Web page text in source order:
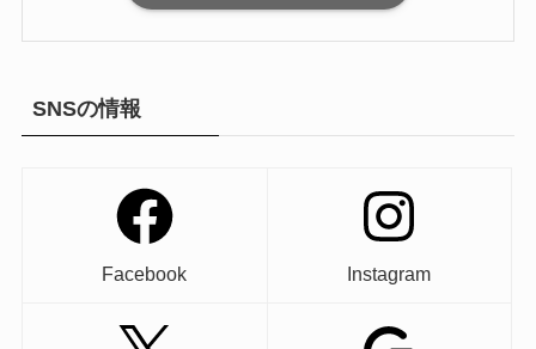
SNSの情報
Facebook Instagram